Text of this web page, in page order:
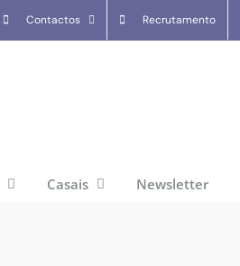
Contactos Recrutamento
Casais Newsletter